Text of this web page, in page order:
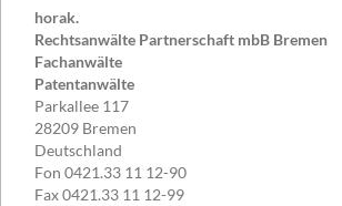
horak.
Rechtsanwälte Partnerschaft mbB Bremen
Fachanwälte
Patentanwälte
Parkallee 117
28209 Bremen
Deutschland
Fon 0421.33 11 12-90
Fax0421.33 11 12-99